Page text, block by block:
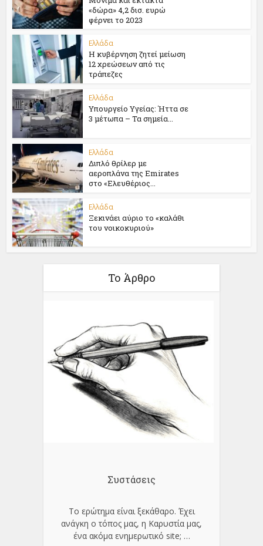
«δώρα» 4,2 δισ. ευρώ
φέρνει το 2023
Ελλάδα
Η κυβέρνηση ζητεί μείωση
12 χρεώσεων από τις
τράπεζες
Ελλάδα
Υπουργείο Υγείας: Ήττα σε
3 μέτωπα – Τα σημεία...
Ελλάδα
Διπλό θρίλερ με
αεροπλάνα της Emirates
στο «Ελευθέριος...
Ελλάδα
Ξεκινάει αύριο το «καλάθι
του νοικοκυριού»
Το Άρθρο
Συστάσεις
Το ερώτημα είναι ξεκάθαρο. Έχει
ανάγκη ο τόπος μας, η Καρυστία μας,
ένα ακόμα ενημερωτικό site; …